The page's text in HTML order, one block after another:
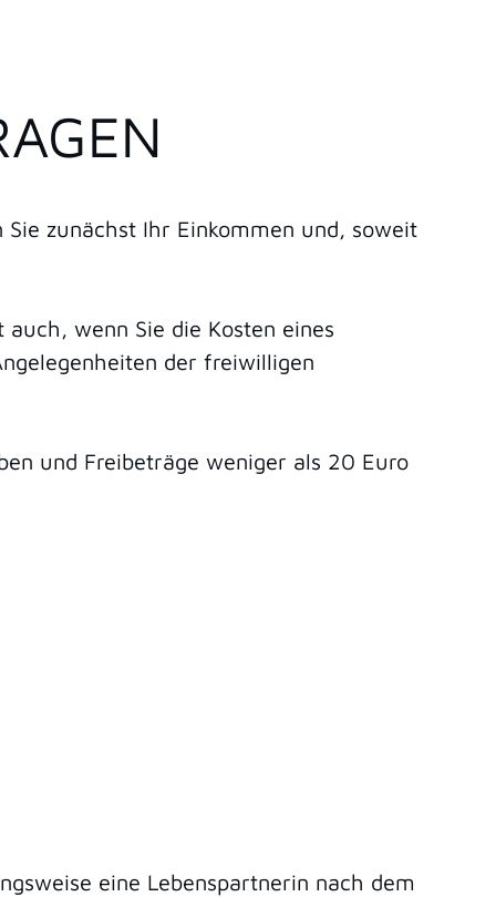
zunächst Ihr Einkommen und, soweit
wenn Sie die Kosten eines
der freiwilligen
und Freibeträge weniger als 20 Euro
eine Lebenspartnerin nach dem